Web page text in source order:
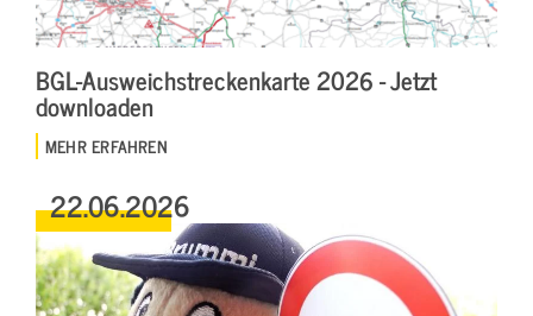
BGL-Ausweichstreckenkarte 2026 - Jetzt
downloaden
MEHR ERFAHREN
22.06.2026